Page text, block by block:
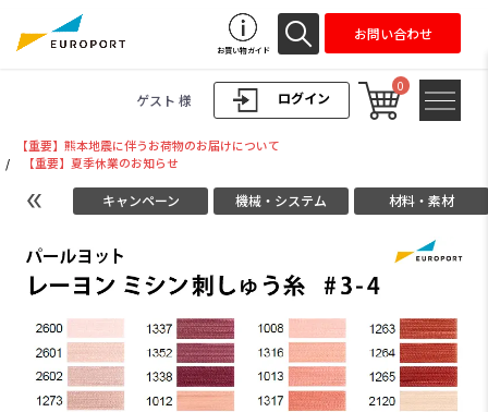
ログイン
ゲスト 様
0
お買い物ガイド
お問い合わせ
【重要】熊本地震に伴うお荷物のお届けについて
/
【重要】夏季休業のお知らせ
キャンペーン 機械・システム 材料・素材